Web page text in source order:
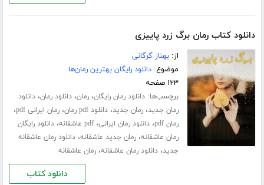
دانلود کتاب رمان برگ زرد پاییزی
از:بهناز گرگانی
موضوع:دانلود رایگان بهترین رمان‌ها
۱۲۳ صفحه
برچسب‌ها:دانلود رمان رایگان،رمان،دانلود رمان،دانلود
رمان جدید،رمان جدید،دانلود pdf رمان ،رمان ایرانی pdf ،
رمان pdf ،دانلود رمان ایرانی،pdf عاشقانه ،دانلود رایگان
رمان عاشقانه،رمان جدید عاشقانه،دانلود رمان عاشقانه
جدید،دانلود رمان عاشقانه،رمان عاشقانه
دانلود کتاب